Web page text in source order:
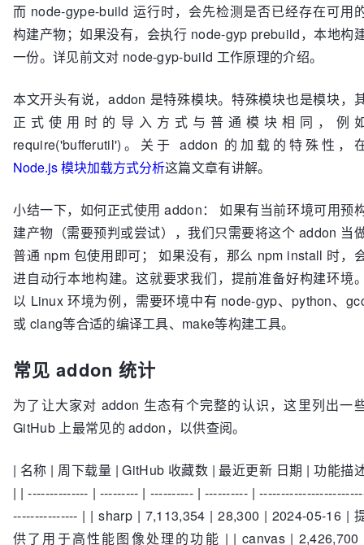
而 node-gype-build 运行时，会先检测是否已经存在可用
构建产物；如果没有，会执行 node-gyp prebuild，本地构
一份。详见前文对 node-gyp-build 工作原理的介绍。
本文开头有说，addon 是特殊模块。特殊模块也是模块，
正式使用时的导入方式与普通模块相同，例
require('bufferutil')。关于 addon 的加载的特殊性，
Node.js 模块加载方式分析这篇文章有讲解。
小结一下，如何正式使用 addon： 如果有当前环境可用预
建产物（需要预判或尝试），我们只需要将这个 addon 当
普通 npm 包使用即可； 如果没有，那么 npm install 时，
进自动行本地构建。这就要求我们，提前准备好构建环境
以 Linux 环境为例，需要环境中有 node-gyp、python、
或 clang等合适的编译工具、make等构建工具。
常见 addon 统计
为了让大家对 addon 生态有个完整的认识，这里列出一
GitHub 上最常见的 addon，以供查阅。
| 名称 | 周下载量 | GitHub 收藏数 | 最近更新 日期 | 功能描
| | -------------- | --------- | ---------- | ---------- |
--------------- | | sharp | 7,113,354 | 28,300 | 2024-05-16 |
供了用于高性能图像处理的功能 | | canvas | 2,426,700